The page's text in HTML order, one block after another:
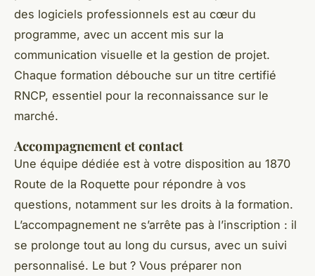
des logiciels professionnels est au cœur du
programme, avec un accent mis sur la
communication visuelle et la gestion de projet.
Chaque formation débouche sur un titre certifié
RNCP, essentiel pour la reconnaissance sur le
marché.
Accompagnement et contact
Une équipe dédiée est à votre disposition au 1870
Route de la Roquette pour répondre à vos
questions, notamment sur les droits à la formation.
L’accompagnement ne s’arrête pas à l’inscription : il
se prolonge tout au long du cursus, avec un suivi
personnalisé. Le but ? Vous préparer non